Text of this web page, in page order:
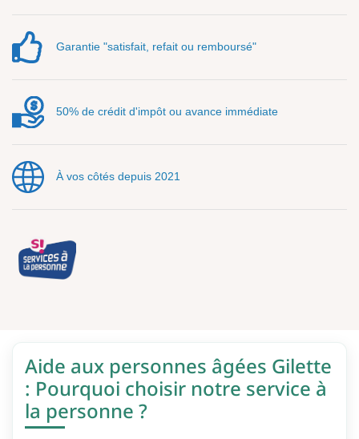
Garantie "satisfait, refait ou remboursé"
50% de crédit d'impôt ou avance immédiate
À vos côtés depuis 2021
Aide aux personnes âgées Gilette
: Pourquoi choisir notre service à
la personne ?